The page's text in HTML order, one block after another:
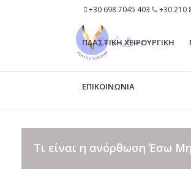
+30 698 7045 403 +30 210
ΠΛΑΣΤΙΚΗ ΧΕΙΡΟΥΡΓΙΚΗ
ΕΠΙΚΟΙΝΩΝΙΑ
Τι είναι η ανόρθωση Έσω